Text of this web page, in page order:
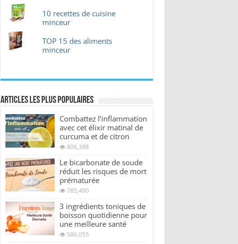
10 recettes de cuisine
minceur
TOP 15 des aliments
minceur
Articles les plus Populaires
Combattez l’inflammation
avec cet élixir matinal de
curcuma et de citron
806,388
Le bicarbonate de soude
réduit les risques de mort
prématurée
785,490
3 ingrédients toniques de
boisson quotidienne pour
une meilleure santé
586,055